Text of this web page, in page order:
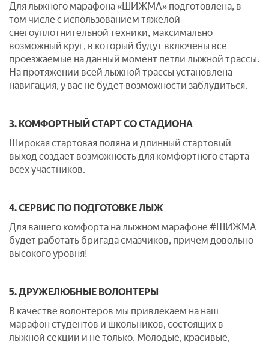
Для лыжного марафона «ШИЖМА» подготовлена, в
том числе с использованием тяжелой
снегоуплотнительной техники, максимально
возможный круг, в который будут включены все
проезжаемые на данный момент петли лыжной трассы.
На протяжении всей лыжной трассы установлена
навигация, у вас не будет возможности заблудиться.
3. КОМФОРТНЫЙ СТАРТ СО СТАДИОНА
Широкая стартовая поляна и длинный стартовый
выход создает возможность для комфортного старта
всех участников.
4. СЕРВИС ПО ПОДГОТОВКЕ ЛЫЖ
Для вашего комфорта на лыжном марафоне #ШИЖМА
будет работать бригада смазчиков, причем довольно
высокого уровня!
5. ДРУЖЕЛЮБНЫЕ ВОЛОНТЕРЫ
В качестве волонтеров мы привлекаем на наш
марафон студентов и школьников, состоящих в
лыжной секции и не только. Молодые, красивые,